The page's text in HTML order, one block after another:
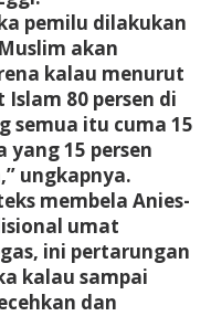
pemilu dilakukan
akan
kalau menurut
80 persen di
semua itu cuma 15
yang 15 persen
ungkapnya.
membela Anies-
umat
ini pertarungan
kalau sampai
dan